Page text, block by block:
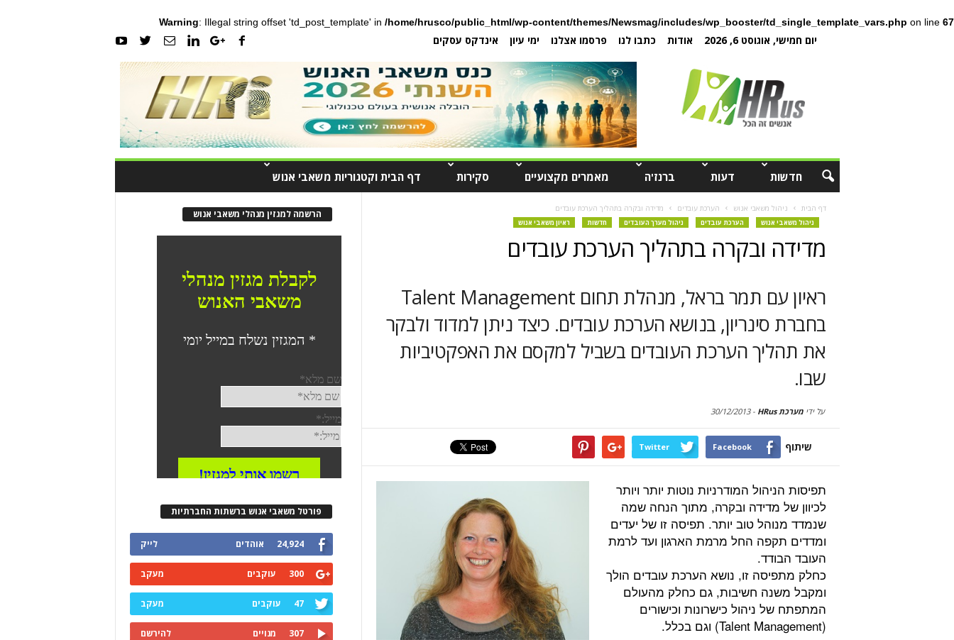
Warning: Illegal string offset 'td_post_template' in /home/hrusco/public_html/wp-content/themes/Newsmag/includes/wp_booster/td_single_template_vars.php on line 67
יום חמישי, אוגוסט 6, 2026 אודות כתבו לנו פרסמו אצלנו ימי עיון אינדקס עסקים
חדשות דעות ברנז'ה מאמרים מקצועיים סקירות דף הבית וקטגוריות משאבי אנוש
דף הבית ניהול משאבי אנוש הערכת עובדים מדידה ובקרה בתהליך הערכת עובדים
ניהול משאבי אנוש הערכת עובדים ניהול מערך העובדים חדשות ראיון משאבי אנוש
מדידה ובקרה בתהליך הערכת עובדים
ראיון עם תמר בראל, מנהלת תחום Talent Management
בחברת סינריון, בנושא הערכת עובדים. כיצד ניתן למדוד ולבקר
את תהליך הערכת העובדים בשביל למקסם את האפקטיביות
שבו.
על ידימערכת HRus -
30/12/2013
שיתוף Facebook
Twitter
תפיסות הניהול המודרניות נוטות יותר ויותר
לכיוון של מדידה ובקרה, מתוך הנחה שמה
שנמדד מנוהל טוב יותר. תפיסה זו של יעדים
ומדדים תקפה החל מרמת הארגון ועד לרמת
העובד הבודד.
כחלק מתפיסה זו, נושא הערכת עובדים הולך
ומקבל משנה חשיבות, גם כחלק מהעולם
המתפתח של ניהול כישרונות וכישורים
(Talent Management) וגם בכלל.
הרשמה למגזין מנהלי משאבי אנוש
פורטל משאבי אנוש ברשתות החברתיות
24,924 אוהדים לייק
300 עוקבים מעקב
47 עוקבים מעקב
307 מנויים להירשם